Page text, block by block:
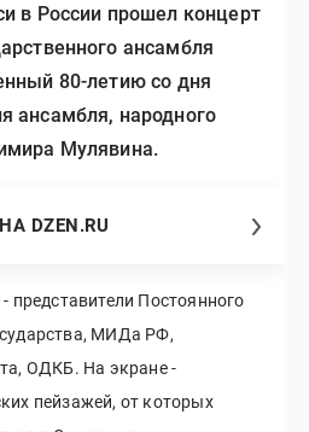
в России прошел концерт
ансамбля
80-летию со дня
ансамбля, народного
Мулявина.
DZEN.RU
представители Постоянного
МИДа РФ,
ОДКБ. На экране -
пейзажей, от которых